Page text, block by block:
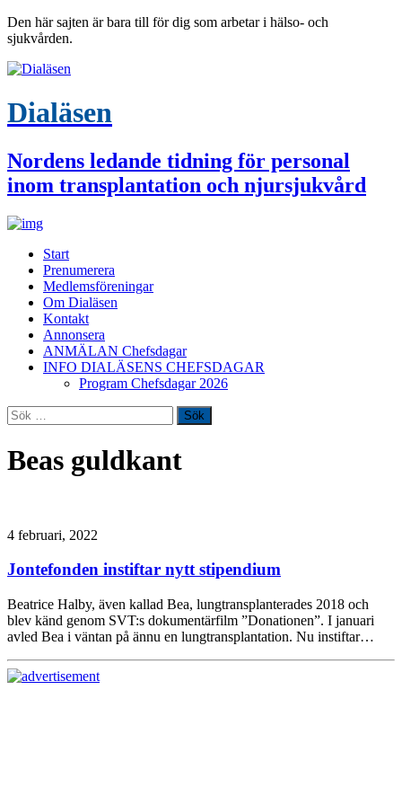
Den här sajten är bara till för dig som arbetar i hälso- och
sjukvården.
Dialäsen
Nordens ledande tidning för personal
inom transplantation och njursjukvård
Start
Prenumerera
Medlemsföreningar
Om Dialäsen
Kontakt
Annonsera
ANMÄLAN Chefsdagar
INFO DIALÄSENS CHEFSDAGAR
Program Chefsdagar 2026
Sök
efter:
Beas guldkant
4 februari, 2022
Jontefonden instiftar nytt stipendium
Beatrice Halby, även kallad Bea, lungtransplanterades 2018 och
blev känd genom SVT:s dokumentärfilm ”Donationen”. I januari
avled Bea i väntan på ännu en lungtransplantation. Nu instiftar…